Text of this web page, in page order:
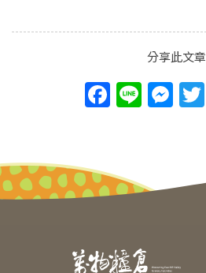
分享此文章
F
e
b
o
Li M
n